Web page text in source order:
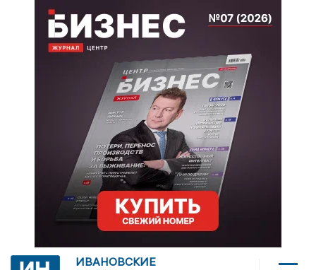
ИВАНОВСКИЕ